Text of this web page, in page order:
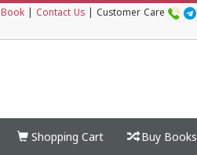
Contact Us Customer Care
Shopping Cart Buy Books